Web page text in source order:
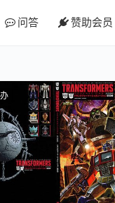
问答 赞助会员